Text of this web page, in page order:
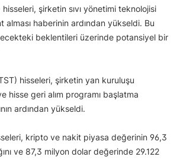
şirketin sıvı yönetimi teknolojisi
alması haberinin ardından yükseldi. Bu
beklentileri üzerinde potansiyel bir
hisseleri, şirketin yan kuruluşu
hisse geri alım programı başlatma
ardından yükseldi.
kripto ve nakit piyasa değerinin 96,3
ve 87,3 milyon dolar değerinde 29.122